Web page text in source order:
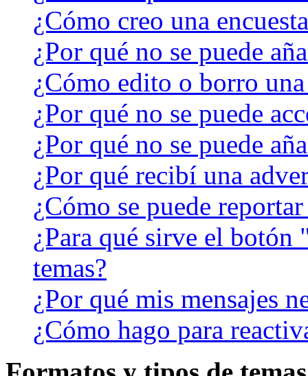
¿Cómo creo una
¿Por qué no se puede
¿Cómo edito o borro una
¿Por qué no se puede
¿Por qué no se puede
¿Por qué recibí una
¿Cómo se puede
¿Para qué sirve el
temas?
¿Por qué mis mensajes
¿Cómo hago para